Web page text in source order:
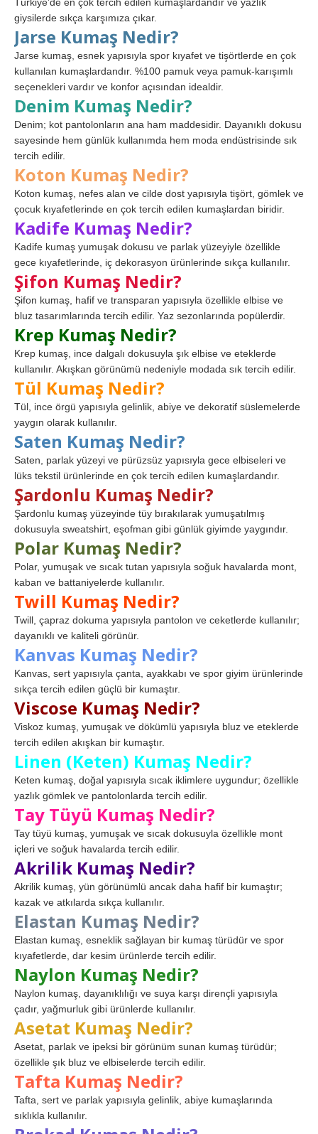
giysilerde sıkça karşımıza çıkar.
Jarse Kumaş Nedir?
Jarse kumaş, esnek yapısıyla spor kıyafet ve tişörtlerde en çok
kullanılan kumaşlardandır. %100 pamuk veya pamuk-karışımlı
seçenekleri vardır ve konfor açısından idealdir.
Denim Kumaş Nedir?
Denim; kot pantolonların ana ham maddesidir. Dayanıklı dokusu
sayesinde hem günlük kullanımda hem moda endüstrisinde sık
tercih edilir.
Koton Kumaş Nedir?
Koton kumaş, nefes alan ve cilde dost yapısıyla tişört, gömlek ve
çocuk kıyafetlerinde en çok tercih edilen kumaşlardan biridir.
Kadife Kumaş Nedir?
Kadife kumaş yumuşak dokusu ve parlak yüzeyiyle özellikle
gece kıyafetlerinde, iç dekorasyon ürünlerinde sıkça kullanılır.
Şifon Kumaş Nedir?
Şifon kumaş, hafif ve transparan yapısıyla özellikle elbise ve
bluz tasarımlarında tercih edilir. Yaz sezonlarında popülerdir.
Krep Kumaş Nedir?
Krep kumaş, ince dalgalı dokusuyla şık elbise ve eteklerde
kullanılır. Akışkan görünümü nedeniyle modada sık tercih edilir.
Tül Kumaş Nedir?
Tül, ince örgü yapısıyla gelinlik, abiye ve dekoratif süslemelerde
yaygın olarak kullanılır.
Saten Kumaş Nedir?
Saten, parlak yüzeyi ve pürüzsüz yapısıyla gece elbiseleri ve
lüks tekstil ürünlerinde en çok tercih edilen kumaşlardandır.
Şardonlu Kumaş Nedir?
Şardonlu kumaş yüzeyinde tüy bırakılarak yumuşatılmış
dokusuyla sweatshirt, eşofman gibi günlük giyimde yaygındır.
Polar Kumaş Nedir?
Polar, yumuşak ve sıcak tutan yapısıyla soğuk havalarda mont,
kaban ve battaniyelerde kullanılır.
Twill Kumaş Nedir?
Twill, çapraz dokuma yapısıyla pantolon ve ceketlerde kullanılır;
dayanıklı ve kaliteli görünür.
Kanvas Kumaş Nedir?
Kanvas, sert yapısıyla çanta, ayakkabı ve spor giyim ürünlerinde
sıkça tercih edilen güçlü bir kumaştır.
Viscose Kumaş Nedir?
Viskoz kumaş, yumuşak ve dökümlü yapısıyla bluz ve eteklerde
tercih edilen akışkan bir kumaştır.
Linen (Keten) Kumaş Nedir?
Keten kumaş, doğal yapısıyla sıcak iklimlere uygundur; özellikle
yazlık gömlek ve pantolonlarda tercih edilir.
Tay Tüyü Kumaş Nedir?
Tay tüyü kumaş, yumuşak ve sıcak dokusuyla özellikle mont
içleri ve soğuk havalarda tercih edilir.
Akrilik Kumaş Nedir?
Akrilik kumaş, yün görünümlü ancak daha hafif bir kumaştır;
kazak ve atkılarda sıkça kullanılır.
Elastan Kumaş Nedir?
Elastan kumaş, esneklik sağlayan bir kumaş türüdür ve spor
kıyafetlerde, dar kesim ürünlerde tercih edilir.
Naylon Kumaş Nedir?
Naylon kumaş, dayanıklılığı ve suya karşı dirençli yapısıyla
çadır, yağmurluk gibi ürünlerde kullanılır.
Asetat Kumaş Nedir?
Asetat, parlak ve ipeksi bir görünüm sunan kumaş türüdür;
özellikle şık bluz ve elbiselerde tercih edilir.
Tafta Kumaş Nedir?
Tafta, sert ve parlak yapısıyla gelinlik, abiye kumaşlarında
sıklıkla kullanılır.